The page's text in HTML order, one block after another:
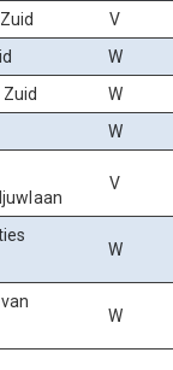
V
W
W
W
V
W
W